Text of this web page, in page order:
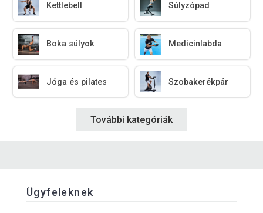
Kettlebell Súlyzópad
Boka súlyok Medicinlabda
Jóga és pilates Szobakerékpár
További kategóriák
Ügyfeleknek